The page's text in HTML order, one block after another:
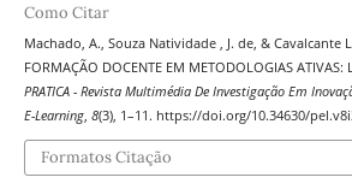
Como Citar
Machado, A., Souza Natividade , J. de, & Cavalcante
FORMAÇÃO DOCENTE EM METODOLOGIAS ATIVAS:
PRATICA - Revista Multimédia De Investigação Em
E-Learning, 8(3), 1–11. https://doi.org/10.34630/
Formatos Citação